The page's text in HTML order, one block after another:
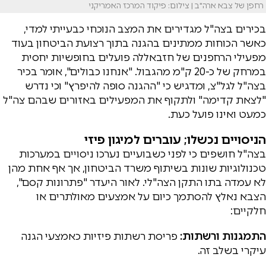
רחפן של צבא ארה"ב | צילום: פיקוד המרכז האמריקני
בכירים בצה"ל מגדירים את המצב הנוכחי כבעייתי למדי,
כאשר הכוחות ממתינים בהגנה בתוך רצועת הביטחון בעוד
מפעילי הרחפנים של חזבאללה פועלים בחופשיות יחסית
במרחק של כ-20 ק"מ מהגבול. "אנחנו כבולים", אומר בכיר
בצה"ל לגל"צ, ומדגיש כי "ההגנה סופה להיפרץ" וכי נדרש
"לצאת קדימה" ולתקוף את המפעילים באזורים שבהם צה"ל
כמעט ואינו פועל כעת.
הניסויים נכשלו; עוברים למיגון פיזי
בצה"ל חושפים כי לפני כשבועיים נערכו ניסויים במערכות
טכנולוגיות שונות בשיתוף משרד הביטחון, אך אף אחת מהן
לא עמדה בתו התקן הצה"לי. לאור היעדר "פתרונות קסם",
הצבא נאלץ להסתמך כיום על אמצעים מאולתרים או
חלקיים:
התמגנות ורשתות: פריסת רשתות פיזיות כאמצעי הגנה
עיקרי בשלב זה.